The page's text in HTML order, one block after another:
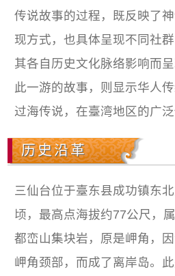
传说故事的过程，既反映了
现方式，也具体呈现不同社
其各自历史文化脉络影响而
此一游的故事，则显示华人
过海传说，在臺湾地区的广泛
历史沿革
三仙台位于臺东县成功镇东
顷，最高点海拔约77公尺，
都峦山集块岩，原是岬角，
岬角颈部，而成了离岸岛。